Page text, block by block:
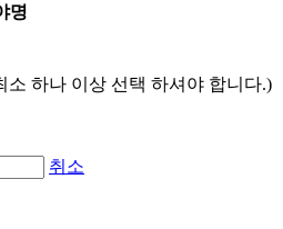
명
소 하나 이상 선택 하셔야 합니다.)
취소